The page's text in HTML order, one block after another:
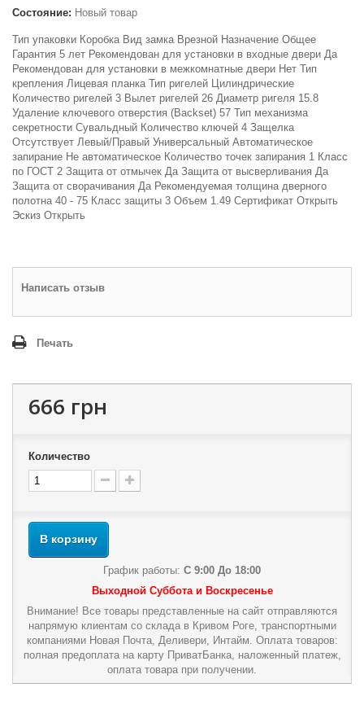
Состояние: Новый товар
Тип упаковки Коробка Вид замка Врезной Назначение Общее
Гарантия 5 лет Рекомендован для установки в входные двери Да
Рекомендован для установки в межкомнатные двери Нет Тип
крепления Лицевая планка Тип ригелей Цилиндрические
Количество ригелей 3 Вылет ригелей 26 Диаметр ригеля 15.8
Удаление ключевого отверстия (Backset) 57 Тип механизма
секретности Сувальдный Количество ключей 4 Защелка
Отсутствует Левый/Правый Универсальный Автоматическое
запирание Не автоматическое Количество точек запирания 1 Класс
по ГОСТ 2 Защита от отмычек Да Защита от высверливания Да
Защита от сворачивания Да Рекомендуемая толщина дверного
полотна 40 - 75 Класс защиты 3 Объем 1.49 Сертификат Открыть
Эскиз Открыть
Написать отзыв
Печать
666 грн
Количество
В корзину
График работы: С 9:00 До 18:00
Выходной Суббота и Воскресенье
Внимание! Все товары представленные на сайт отправляются
напрямую клиентам со склада в Кривом Роге, транспортными
компаниями Новая Почта, Деливери, Интайм. Оплата товаров:
полная предоплата на карту ПриватБанка, наложенный платеж,
оплата товара при получении.